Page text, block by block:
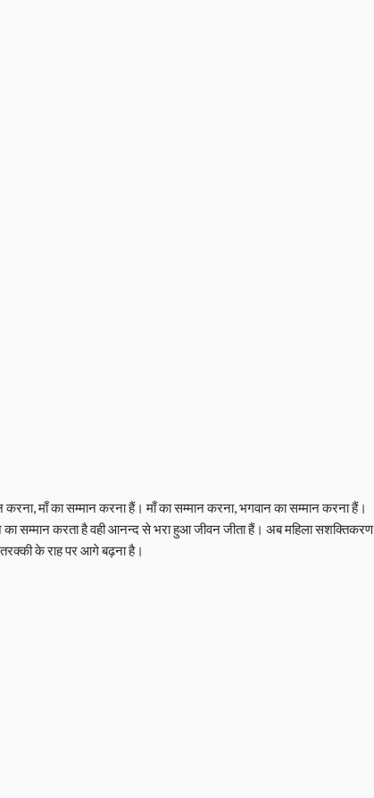
करना, माँ का सम्मान करना हैं। माँ का सम्मान करना, भगवान का सम्मान करना हैं।
का सम्मान करता है वही आनन्द से भरा हुआ जीवन जीता हैं। अब महिला सशक्तिकरण
के राह पर आगे बढ़ना है।